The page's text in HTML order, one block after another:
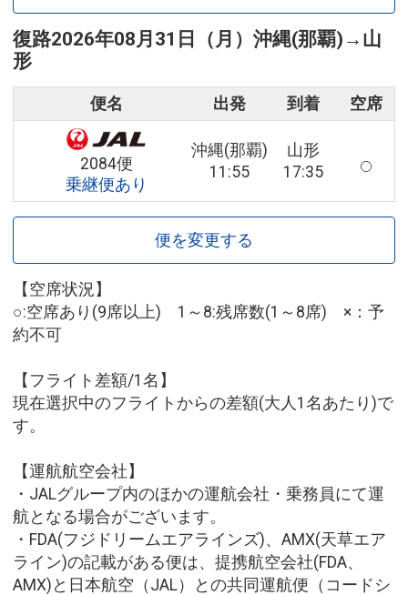
復路2026年08月31日（月） 沖縄(那覇) → 山
形
便名 出発 到着 空席
2084便
乗継便あり
沖縄(那覇)
11:55
山形
17:35
便を変更する
【空席状況】
○:空席あり(9席以上) 1～8:残席数(1～8席) ×：予
約不可
【フライト差額/1名】
現在選択中のフライトからの差額(大人1名あたり)で
す。
【運航航空会社】
・JALグループ内のほかの運航会社・乗務員にて運
航となる場合がございます。
・FDA(フジドリームエアラインズ)、AMX(天草エア
ライン)の記載がある便は、提携航空会社(FDA、
AMX)と日本航空（JAL）との共同運航便（コードシ